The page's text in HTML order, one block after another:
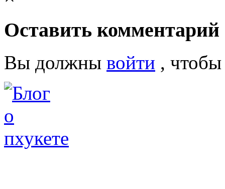
Оставить комментарий
Вы должны войти ,